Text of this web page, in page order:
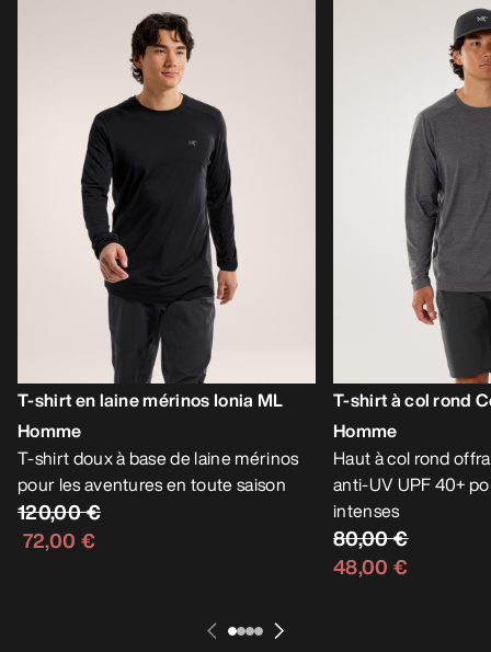
T-shirt en laine mérinos Ionia ML
Homme
T-shirt doux à base de laine mérinos
pour les aventures en toute saison
120,00 €
72,00 €
T-shirt à col rond
Homme
Haut à col rond
anti-UV UPF 40+
intenses
80,00 €
48,00 €